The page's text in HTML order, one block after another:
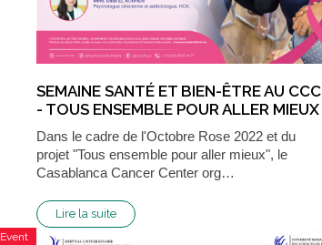
SEMAINE SANTÉ ET BIEN-ÊTRE AU CCC
- TOUS ENSEMBLE POUR ALLER MIEUX
: VERS UNE GUÉRISON INTÉRIEURE
Dans le cadre de l'Octobre Rose 2022 et du
projet "Tous ensemble pour aller mieux", le
Casablanca Cancer Center org…
Lire la suite
Event